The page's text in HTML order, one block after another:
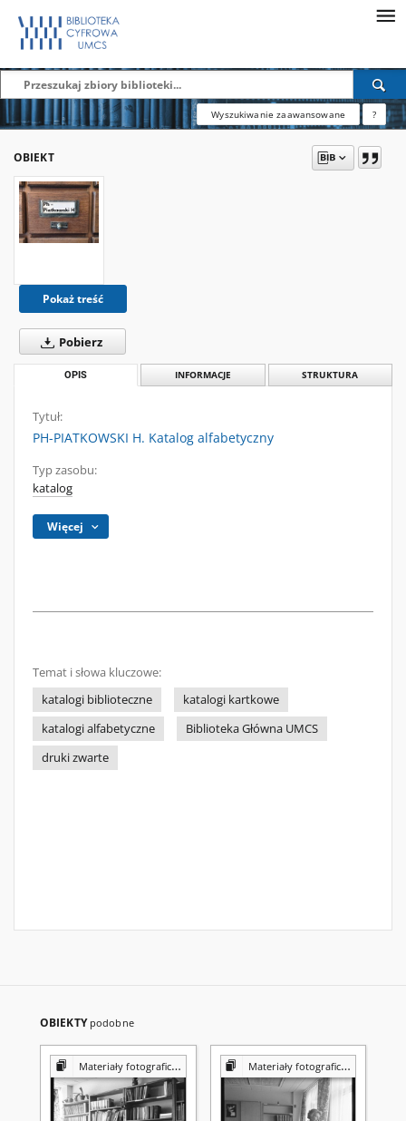
Wyszukiwanie zaawansowane ?
OBIEKT
Pokaż treść
Pobierz
OPIS INFORMACJE STRUKTURA
Tytuł:
PH-PIATKOWSKI H. Katalog alfabetyczny
Typ zasobu:
katalog
Więcej
Temat i słowa kluczowe:
katalogi biblioteczne
katalogi kartkowe
katalogi alfabetyczne
Biblioteka Główna UMCS
druki zwarte
OBIEKTY podobne
Materiały fotograficzne z Pracowni Reprografii Biblioteki UMCS Materiały fotograficzne z Pracowni Reprografii Biblioteki UMCS